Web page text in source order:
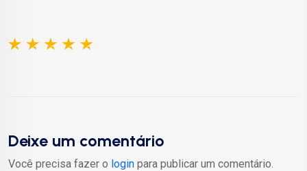
Deixe um comentário
Você precisa fazer o login para publicar um comentário.